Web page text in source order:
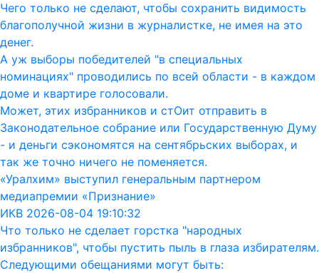
Чего только не сделают, чтобы сохранить видимость
благополучной жизни в журналистке, не имея на это
денег.
А уж выборы победителей "в специальных
номинациях" проводились по всей области - в каждом
доме и квартире голосовали.
Может, этих избранников и стОит отправить в
Законодательное собрание или Государственную Думу
- и деньги сэкономятся на сентябрьских выборах, и
так же точно ничего не поменяется.
«Уралхим» выступил генеральным партнером
медиапремии «Признание»
ИКВ 2026-08-04 19:10:32
Что только не сделает горстка "народных
избранников", чтобы пустить пыль в глаза избирателям.
Следующими обещаниями могут быть: